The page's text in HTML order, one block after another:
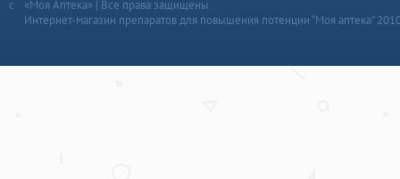
«Моя Аптека» | Все права защищены
Интернет-магазин препаратов для повышения потенции “Моя аптека”